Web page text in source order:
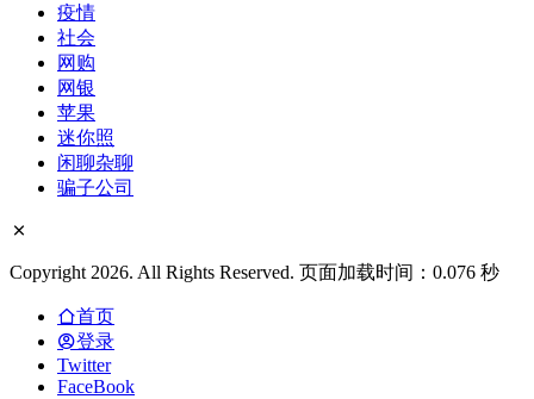
疫情
社会
网购
网银
苹果
迷你照
闲聊杂聊
骗子公司
Copyright 2026. All Rights Reserved. 页面加载时间：0.076 秒
首页
登录
Twitter
FaceBook